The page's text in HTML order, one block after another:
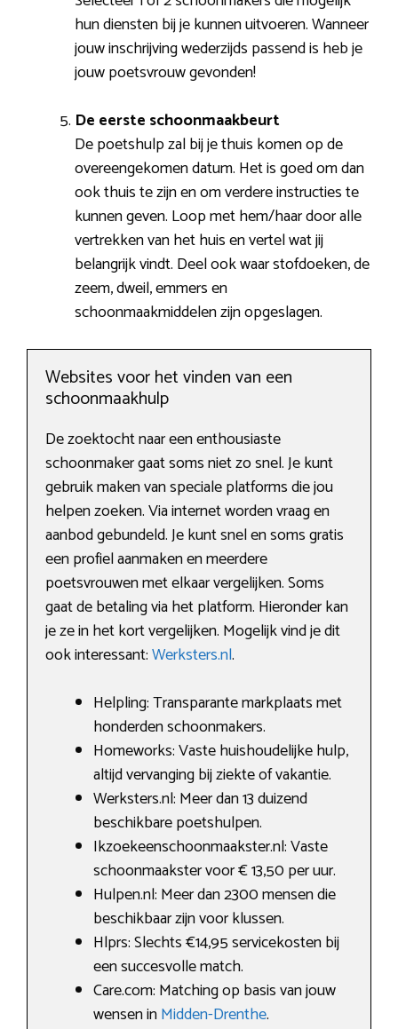
hun diensten bij je kunnen uitvoeren. Wanneer
jouw inschrijving wederzijds passend is heb je
jouw poetsvrouw gevonden!
De eerste schoonmaakbeurt
De poetshulp zal bij je thuis komen op de
overeengekomen datum. Het is goed om dan
ook thuis te zijn en om verdere instructies te
kunnen geven. Loop met hem/haar door alle
vertrekken van het huis en vertel wat jij
belangrijk vindt. Deel ook waar stofdoeken, de
zeem, dweil, emmers en
schoonmaakmiddelen zijn opgeslagen.
Websites voor het vinden van een
schoonmaakhulp
De zoektocht naar een enthousiaste
schoonmaker gaat soms niet zo snel. Je kunt
gebruik maken van speciale platforms die jou
helpen zoeken. Via internet worden vraag en
aanbod gebundeld. Je kunt snel en soms gratis
een profiel aanmaken en meerdere
poetsvrouwen met elkaar vergelijken. Soms
gaat de betaling via het platform. Hieronder kan
je ze in het kort vergelijken. Mogelijk vind je dit
ook interessant:Werksters.nl.
Helpling: Transparante markplaats met
honderden schoonmakers.
Homeworks: Vaste huishoudelijke hulp,
altijd vervanging bij ziekte of vakantie.
Werksters.nl: Meer dan 13 duizend
beschikbare poetshulpen.
Ikzoekeenschoonmaakster.nl: Vaste
schoonmaakster voor € 13,50 per uur.
Hulpen.nl: Meer dan 2300 mensen die
beschikbaar zijn voor klussen.
Hlprs: Slechts €14,95 servicekosten bij
een succesvolle match.
Care.com: Matching op basis van jouw
wensen inMidden-Drenthe.